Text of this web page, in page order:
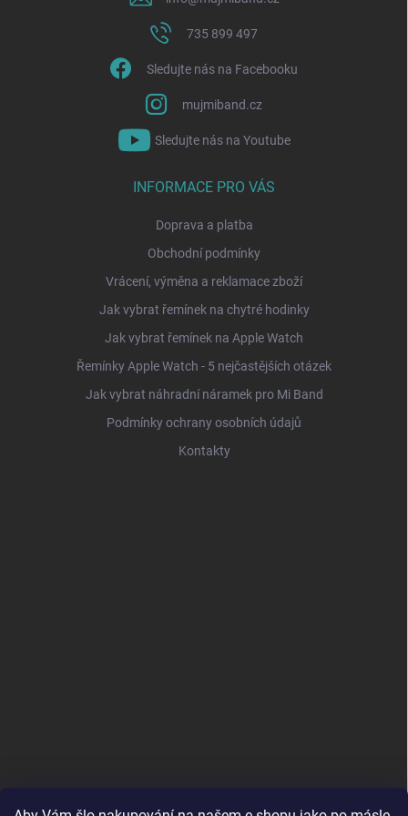
735 899 497
Sledujte nás na Facebooku
mujmiband.cz
Sledujte nás na Youtube
INFORMACE PRO VÁS
Doprava a platba
Obchodní podmínky
Vrácení, výměna a reklamace zboží
Jak vybrat řemínek na chytré hodinky
Jak vybrat řemínek na Apple Watch
Řemínky Apple Watch - 5 nejčastějších otázek
Jak vybrat náhradní náramek pro Mi Band
Podmínky ochrany osobních údajů
Kontakty